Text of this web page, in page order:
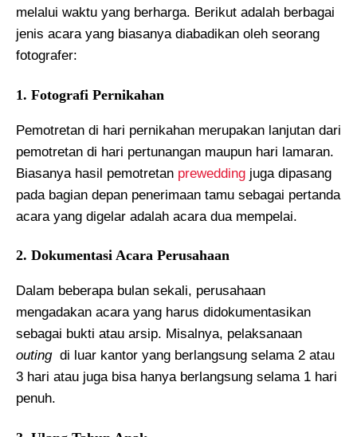
melalui waktu yang berharga. Berikut adalah berbagai
jenis acara yang biasanya diabadikan oleh seorang
fotografer:
1. Fotografi Pernikahan
Pemotretan di hari pernikahan merupakan lanjutan dari
pemotretan di hari pertunangan maupun hari lamaran.
Biasanya hasil pemotretan prewedding juga dipasang
pada bagian depan penerimaan tamu sebagai pertanda
acara yang digelar adalah acara dua mempelai.
2. Dokumentasi Acara Perusahaan
Dalam beberapa bulan sekali, perusahaan
mengadakan acara yang harus didokumentasikan
sebagai bukti atau arsip. Misalnya, pelaksanaan
outing di luar kantor yang berlangsung selama 2 atau
3 hari atau juga bisa hanya berlangsung selama 1 hari
penuh.